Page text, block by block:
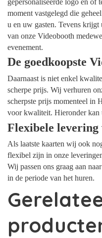
moment vastgelegd die
u en uw gasten. Tevens krijgt
van onze Videobooth
evenement.
De goedkoopste
Daarnaast is niet enkel
scherpe prijs. Wij verhuren
scherpste prijs momenteel in
voor kwaliteit. Hieronder kan
Flexibele levering
Als laatste kaarten wij ook
flexibel zijn in onze
Wij passen ons graag aan
in de periode van het huren.